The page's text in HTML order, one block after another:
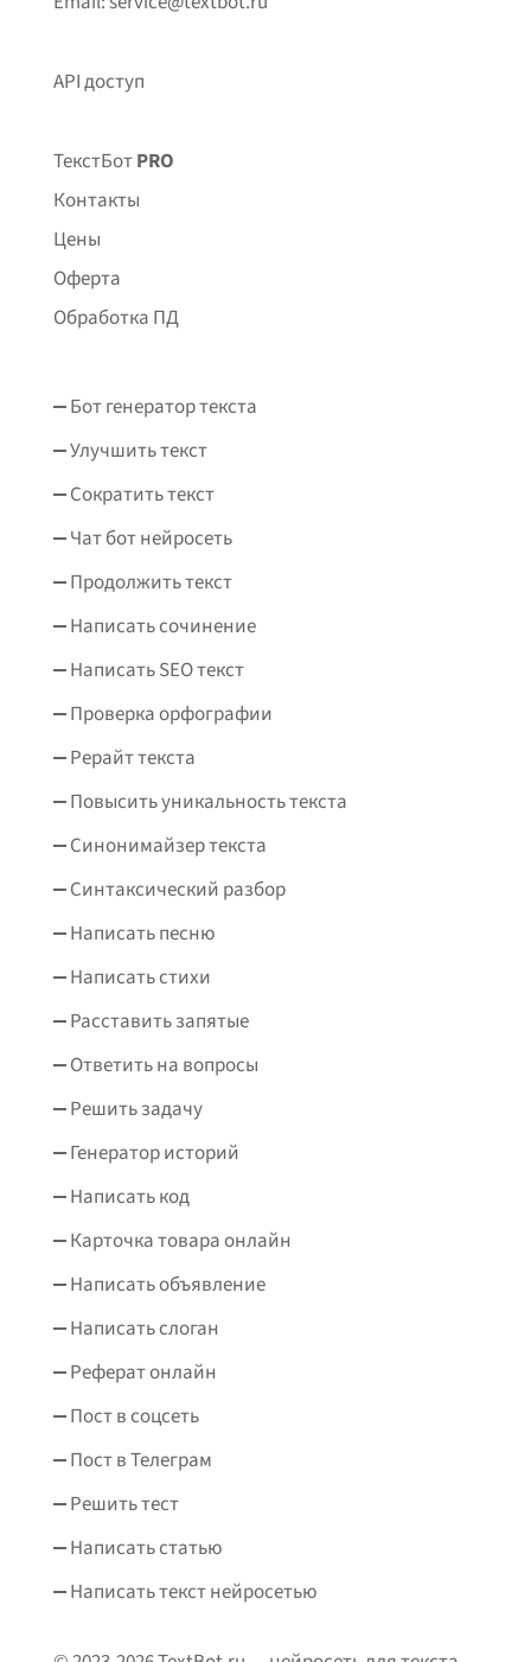
API доступ
ТекстБотPRO
Контакты
Цены
Оферта
Обработка ПД
Бот генератор текста
Улучшить текст
Сократить текст
Чат бот нейросеть
Продолжить текст
Написать сочинение
Написать SEO текст
Проверка орфографии
Рерайт текста
Повысить уникальность текста
Синонимайзер текста
Синтаксический разбор
Написать песню
Написать стихи
Расставить запятые
Ответить на вопросы
Решить задачу
Генератор историй
Написать код
Карточка товара онлайн
Написать объявление
Написать слоган
Реферат онлайн
Пост в соцсеть
Пост в Телеграм
Решить тест
Написать статью
Написать текст нейросетью